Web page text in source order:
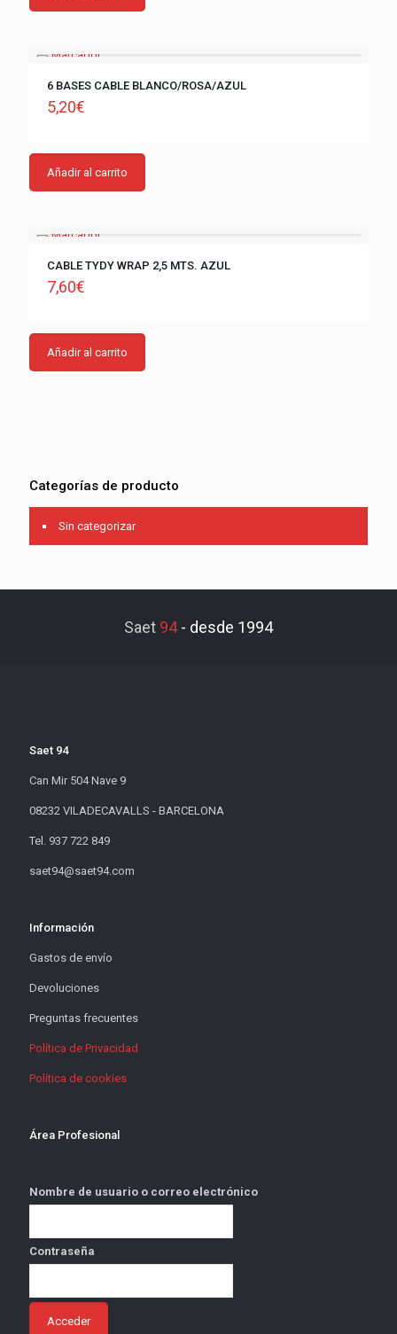
6 BASES CABLE BLANCO/ROSA/AZUL
5,20€
Añadir al carrito
CABLE TYDY WRAP 2,5 MTS. AZUL
7,60€
Añadir al carrito
Categorías de producto
Sin categorizar
Saet 94- desde 1994
Saet 94
Can Mir 504 Nave 9
08232 VILADECAVALLS - BARCELONA
Tel. 937 722 849
saet94@saet94.com
Información
Gastos de envío
Devoluciones
Preguntas frecuentes
Política de Privacidad
Política de cookies
Área Profesional
Nombre de usuario o correo electrónico
Contraseña